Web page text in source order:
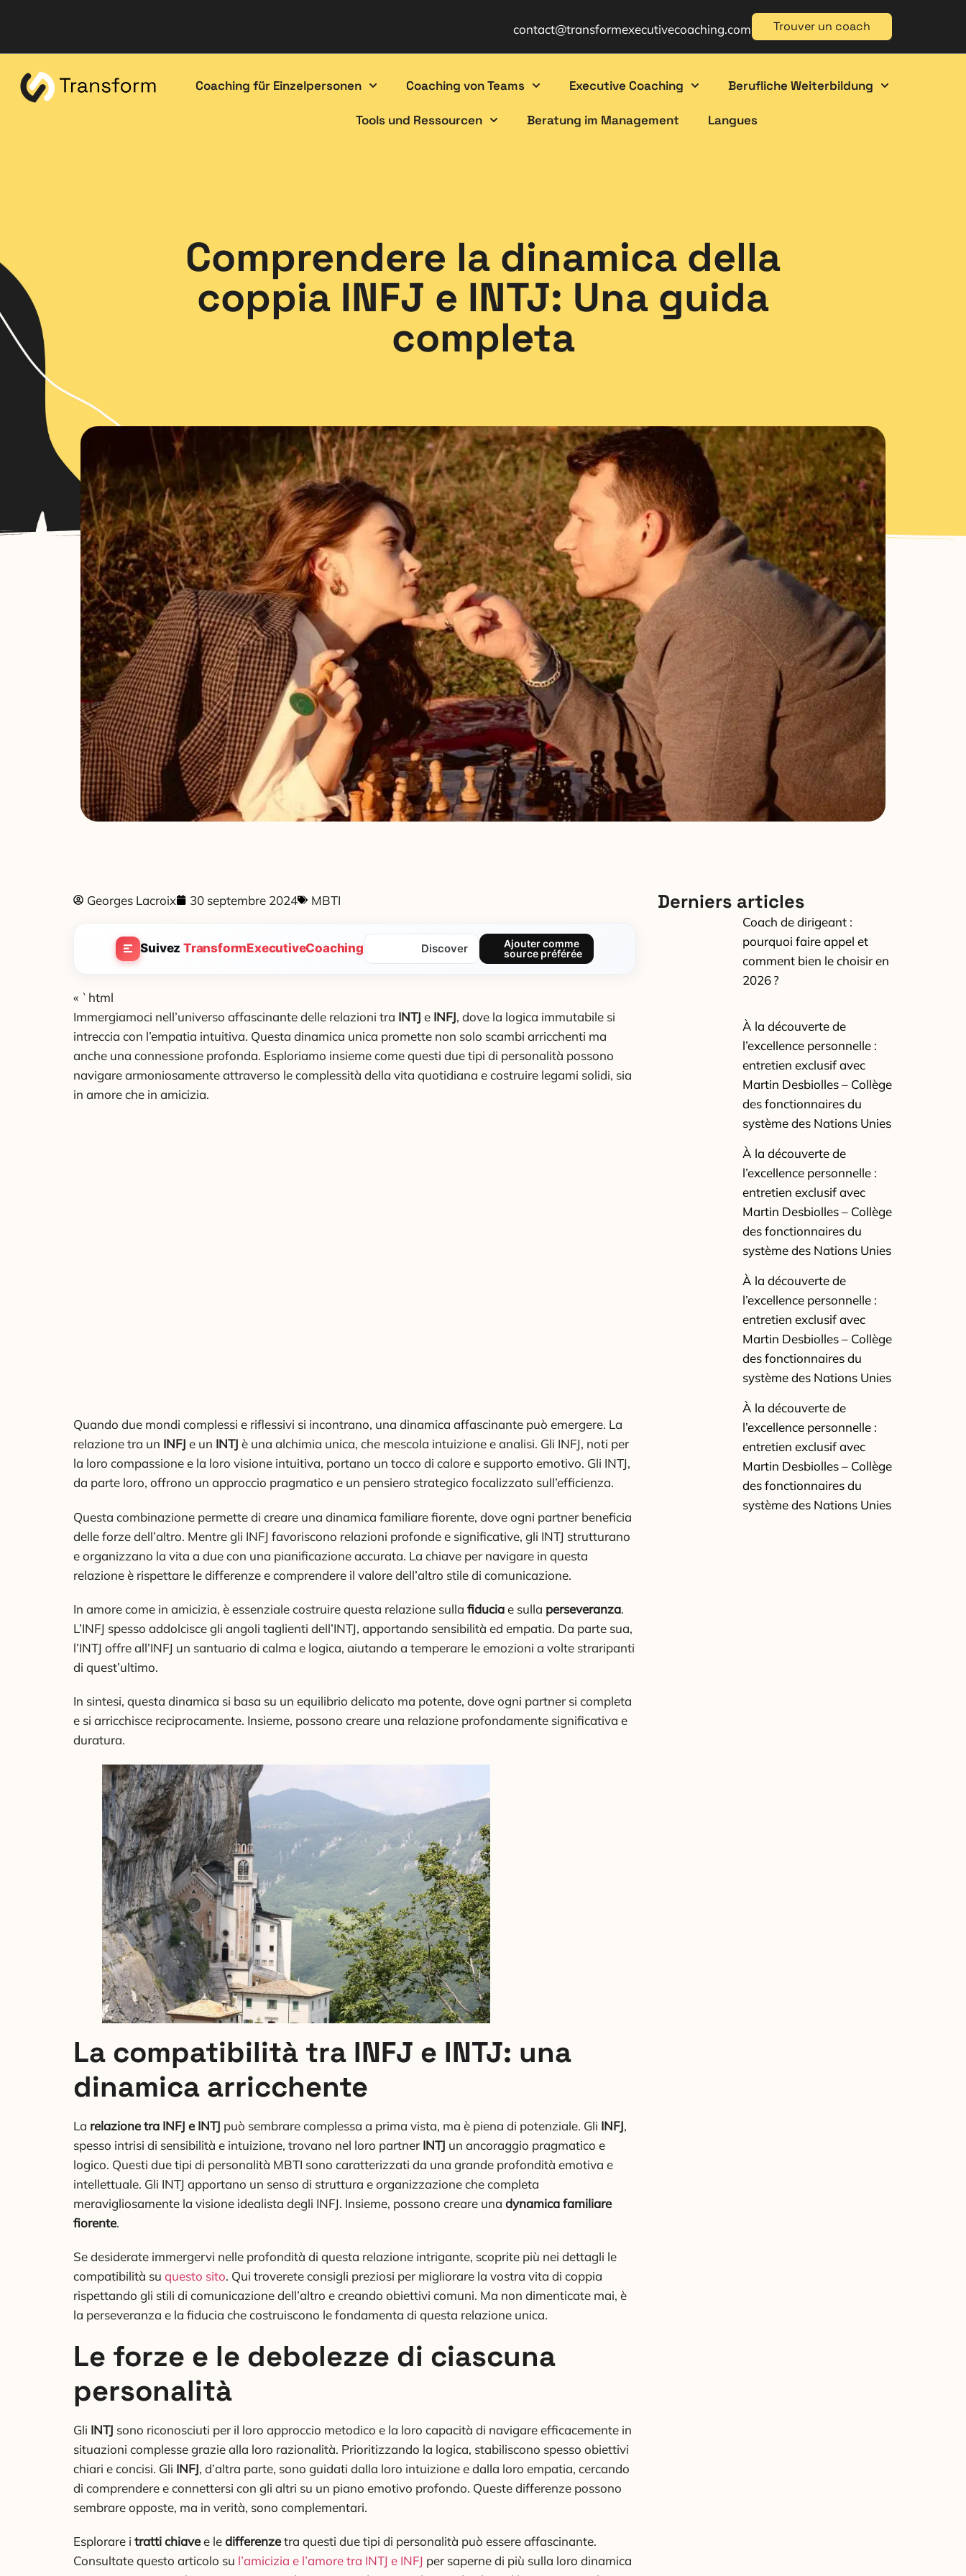
contact@transformexecutivecoaching.com Trouver un coach
Coaching für Einzelpersonen Coaching von Teams Executive Coaching Berufliche Weiterbildung
Tools und Ressourcen Beratung im Management Langues
Comprendere la dinamica della
coppia INFJ e INTJ: Una guida
completa
Georges Lacroix 30 septembre 2024 MBTI
SuivezTransformExecutiveCoaching Discover
Ajouter comme
source préférée
« `html
Immergiamoci nell’universo affascinante delle relazioni tra INTJ e INFJ, dove la logica immutabile si
intreccia con l’empatia intuitiva. Questa dinamica unica promette non solo scambi arricchenti ma
anche una connessione profonda. Esploriamo insieme come questi due tipi di personalità possono
navigare armoniosamente attraverso le complessità della vita quotidiana e costruire legami solidi, sia
in amore che in amicizia.
Quando due mondi complessi e riflessivi si incontrano, una dinamica affascinante può emergere. La
relazione tra un INFJ e un INTJ è una alchimia unica, che mescola intuizione e analisi. Gli INFJ, noti per
la loro compassione e la loro visione intuitiva, portano un tocco di calore e supporto emotivo. Gli INTJ,
da parte loro, offrono un approccio pragmatico e un pensiero strategico focalizzato sull’efficienza.
Questa combinazione permette di creare una dinamica familiare fiorente, dove ogni partner beneficia
delle forze dell’altro. Mentre gli INFJ favoriscono relazioni profonde e significative, gli INTJ strutturano
e organizzano la vita a due con una pianificazione accurata. La chiave per navigare in questa
relazione è rispettare le differenze e comprendere il valore dell’altro stile di comunicazione.
In amore come in amicizia, è essenziale costruire questa relazione sulla fiduciae sulla perseveranza.
L’INFJ spesso addolcisce gli angoli taglienti dell’INTJ, apportando sensibilità ed empatia. Da parte sua,
l’INTJ offre all’INFJ un santuario di calma e logica, aiutando a temperare le emozioni a volte straripanti
di quest’ultimo.
In sintesi, questa dinamica si basa su un equilibrio delicato ma potente, dove ogni partner si completa
e si arricchisce reciprocamente. Insieme, possono creare una relazione profondamente significativa e
duratura.
La compatibilità tra INFJ e INTJ: una
dinamica arricchente
La relazione tra INFJ e INTJ può sembrare complessa a prima vista, ma è piena di potenziale. Gli INFJ,
spesso intrisi di sensibilità e intuizione, trovano nel loro partner INTJ un ancoraggio pragmatico e
logico. Questi due tipi di personalità MBTI sono caratterizzati da una grande profondità emotiva e
intellettuale. Gli INTJ apportano un senso di struttura e organizzazione che completa
meravigliosamente la visione idealista degli INFJ. Insieme, possono creare una dynamica familiare
fiorente.
Se desiderate immergervi nelle profondità di questa relazione intrigante, scoprite più nei dettagli le
compatibilità su questo sito. Qui troverete consigli preziosi per migliorare la vostra vita di coppia
rispettando gli stili di comunicazione dell’altro e creando obiettivi comuni. Ma non dimenticate mai, è
la perseveranza e la fiducia che costruiscono le fondamenta di questa relazione unica.
Le forze e le debolezze di ciascuna
personalità
Gli INTJ sono riconosciuti per il loro approccio metodico e la loro capacità di navigare efficacemente in
situazioni complesse grazie alla loro razionalità. Prioritizzando la logica, stabiliscono spesso obiettivi
chiari e concisi. Gli INFJ, d’altra parte, sono guidati dalla loro intuizione e dalla loro empatia, cercando
di comprendere e connettersi con gli altri su un piano emotivo profondo. Queste differenze possono
sembrare opposte, ma in verità, sono complementari.
Esplorare i tratti chiavee ledifferenzetra questi due tipi di personalità può essere affascinante.
Consultate questo articolo su l’amicizia e l’amore tra INTJ e INFJ per saperne di più sulla loro dinamica
Derniers articles
Coach de dirigeant :
pourquoi faire appel et
comment bien le choisir en
2026 ?
À la découverte de
l’excellence personnelle :
entretien exclusif avec
Martin Desbiolles – Collège
des fonctionnaires du
système des Nations Unies
À la découverte de
l’excellence personnelle :
entretien exclusif avec
Martin Desbiolles – Collège
des fonctionnaires du
système des Nations Unies
À la découverte de
l’excellence personnelle :
entretien exclusif avec
Martin Desbiolles – Collège
des fonctionnaires du
système des Nations Unies
À la découverte de
l’excellence personnelle :
entretien exclusif avec
Martin Desbiolles – Collège
des fonctionnaires du
système des Nations Unies